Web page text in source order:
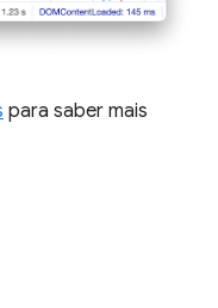
para saber mais